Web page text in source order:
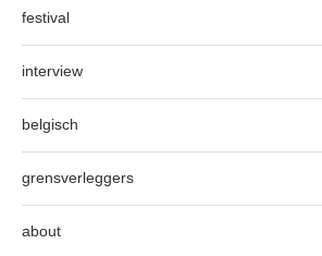
festival
interview
belgisch
grensverleggers
about